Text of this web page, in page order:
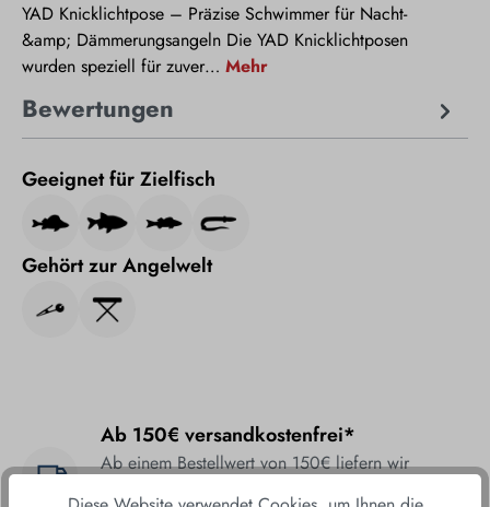
YAD Knicklichtpose – Präzise Schwimmer für Nacht-
&amp; Dämmerungsangeln Die YAD Knicklichtposen
wurden speziell für zuver… Mehr
Bewertungen
Geeignet für Zielfisch
Gehört zur Angelwelt
Ab 150€ versandkostenfrei*
Ab einem Bestellwert von 150€ liefern wir